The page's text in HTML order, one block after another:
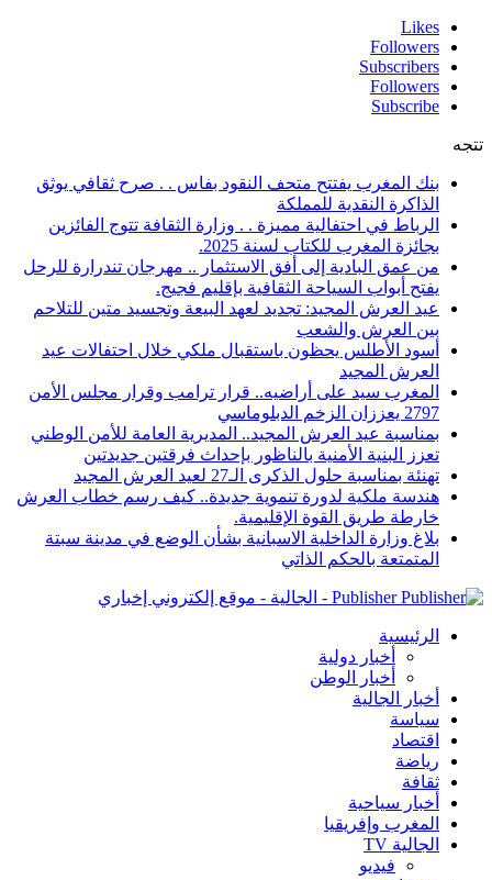
Likes
Followers
Subscribers
Followers
Subscribe
تتجه
بنك المغرب يفتتح متحف النقود بفاس . . صرح ثقافي يوثق
الذاكرة النقدية للمملكة
الرباط في احتفالية مميزة . . وزارة الثقافة تتوج الفائزين
بجائزة المغرب للكتاب لسنة 2025.
من عمق البادية إلى أفق الاستثمار .. مهرجان تندرارة للرحل
يفتح أبواب السياحة الثقافية بإقليم فجيج.
عيد العرش المجيد: تجديد لعهد البيعة وتجسيد متين للتلاحم
بين العرش والشعب
أسود الأطلس يحظون باستقبال ملكي خلال احتفالات عيد
العرش المجيد
المغرب سيد على أراضيه.. قرار ترامب وقرار مجلس الأمن
2797 يعززان الزخم الدبلوماسي
بمناسبة عيد العرش المجيد.. المديرية العامة للأمن الوطني
تعزز البنية الأمنية بالناظور بإحداث فرقتين جديدتين
تهنئة بمناسبة حلول الذكرى الـ27 لعيد العرش المجيد
هندسة ملكية لدورة تنموية جديدة.. كيف رسم خطاب العرش
خارطة طريق القوة الإقليمية.
بلاغ وزارة الداخلية الاسبانية بشأن الوضع في مدينة سبتة
المتمتعة بالحكم الذاتي
Publisher - الجالية - موقع إلكتروني إخباري
الرئيسية
أخبار دولية
أخبار الوطن
أخبار الجالية
سياسة
اقتصاد
رياضة
ثقافة
أخبار سياحية
المغرب وإفريقيا
الجالية TV
فيديو